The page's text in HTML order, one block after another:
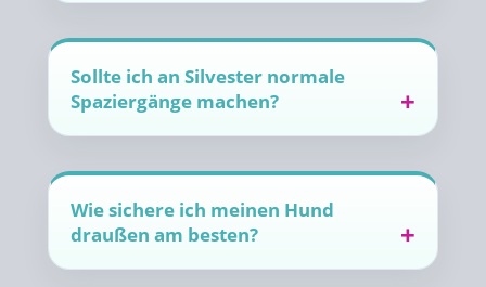
Sollte ich an Silvester normale
Spaziergänge machen?
Wie sichere ich meinen Hund
draußen am besten?